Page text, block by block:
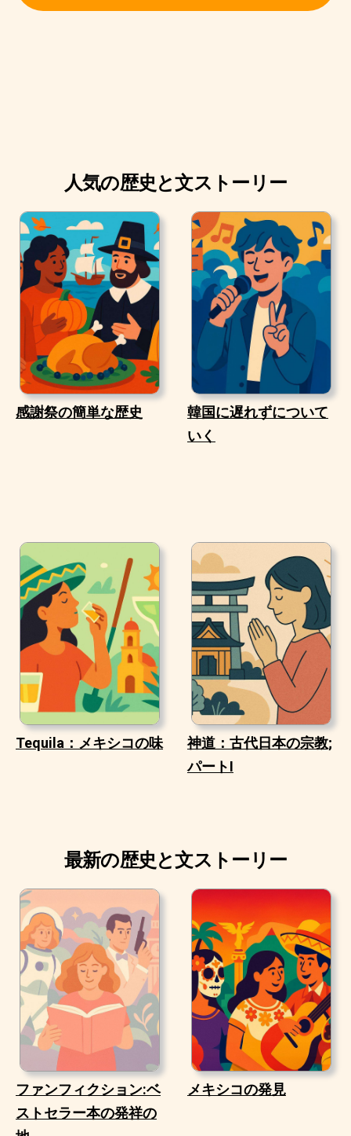
人気の歴史と文ストーリー
感謝祭の簡単な歴史
韓国に遅れずについて
いく
Tequila：メキシコの味
神道：古代日本の宗教;
パートI
最新の歴史と文ストーリー
ファンフィクション:ベ
ストセラー本の発祥の
メキシコの発見